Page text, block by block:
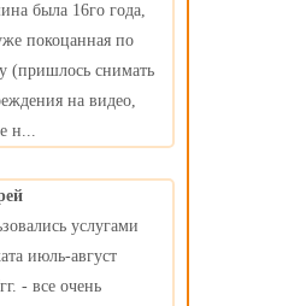
была 16го года,
покоцанная по
(пришлось снимать
на видео,
н...
услугами
июль-август
- все очень